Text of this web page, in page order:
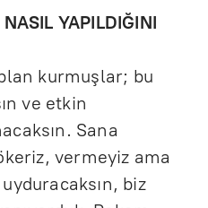
YAPILDIĞINI
kurmuşlar; bu
ve etkin
Sana
vermeyiz ama
biz